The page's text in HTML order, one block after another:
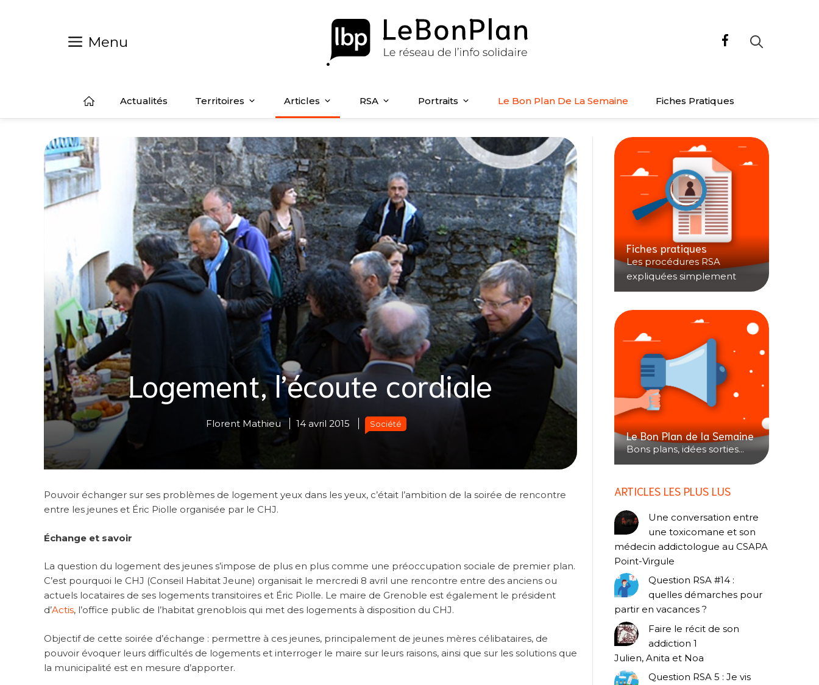
Menu
Actualités Territoires Articles RSA Portraits Le Bon Plan De La Semaine Fiches Pratiques
Logement, l’écoute cordiale
Florent Mathieu 14 avril 2015 Société
Pouvoir échanger sur ses problèmes de logement yeux dans les yeux, c’était l’ambition de la soirée de rencontre
entre les jeunes et Éric Piolle organisée par le CHJ.
Échange et savoir
La question du logement des jeunes s’impose de plus en plus comme une préoccupation sociale de premier plan.
C’est pourquoi le CHJ (Conseil Habitat Jeune) organisait le mercredi 8 avril une rencontre entre des anciens ou
actuels locataires de ses logements transitoires et Éric Piolle. Le maire de Grenoble est également le président
d’Actis, l’office public de l’habitat grenoblois qui met des logements à disposition du CHJ.
Objectif de cette soirée d’échange : permettre à ces jeunes, principalement de jeunes mères célibataires, de
pouvoir évoquer leurs difficultés de logements et interroger le maire sur leurs raisons, ainsi que sur les solutions que
la municipalité est en mesure d’apporter.
Fiches pratiques
Les procédures RSA
expliquées simplement
Le Bon Plan de la Semaine
Bons plans, idées sorties...
ARTICLES LES PLUS LUS
Une conversation entre
une toxicomane et son
médecin addictologue au CSAPA
Point-Virgule
Question RSA #14 :
quelles démarches pour
partir en vacances ?
Faire le récit de son
addiction 1
Julien, Anita et Noa
Question RSA 5 : Je vis